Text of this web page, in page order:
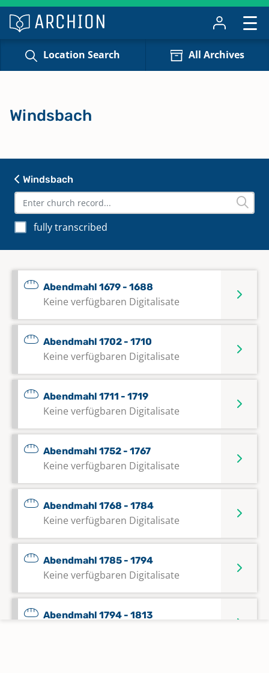
Location Search All Archives
Windsbach
fully transcribed
Abendmahl 1679 - 1688
Keine verfügbaren Digitalisate
Abendmahl 1702 - 1710
Keine verfügbaren Digitalisate
Abendmahl 1711 - 1719
Keine verfügbaren Digitalisate
Abendmahl 1752 - 1767
Keine verfügbaren Digitalisate
Abendmahl 1768 - 1784
Keine verfügbaren Digitalisate
Abendmahl 1785 - 1794
Keine verfügbaren Digitalisate
Abendmahl 1794 - 1813
Windsbach